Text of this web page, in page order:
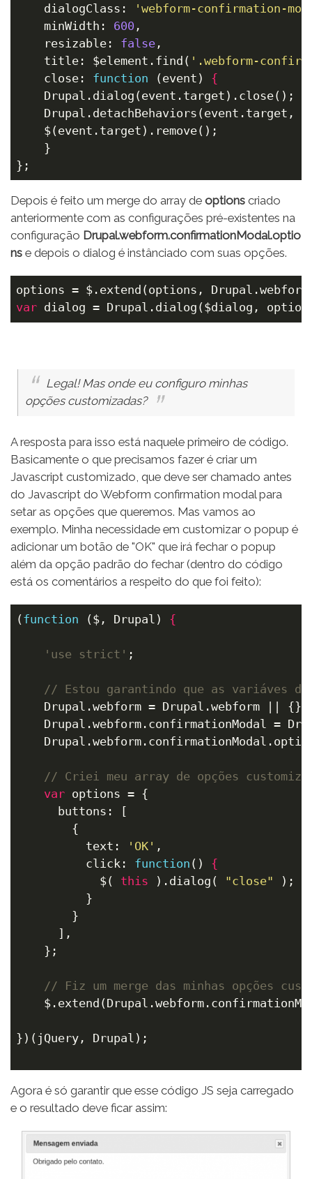
    dialogClass:
'webform-confirmation-
    minWidth:
600 ,
    resizable:
false ,
    title: $element.find(
'.webform-
    close:
function (event)
{
    Drupal.dialog(event.target).close();
    Drupal.detachBehaviors(event.target,
    $(event.target).remove();
    }
};
Depois é feito um merge do array de options criado
anteriormente com as configurações pré-existentes na
configuração Drupal.webform.confirmationModal.optio
ns e depois o dialog é instânciado com suas opções.
var dialog = Drupal.dialog($dialog,
Legal! Mas onde eu configuro minhas
opções customizadas?
A resposta para isso está naquele primeiro de código.
Basicamente o que precisamos fazer é criar um
Javascript customizado, que deve ser chamado antes
do Javascript do Webform confirmation modal para
setar as opções que queremos. Mas vamos ao
exemplo. Minha necessidade em customizar o popup é
adicionar um botão de "OK" que irá fechar o popup
além da opção padrão do fechar (dentro do código
está os comentários a respeito do que foi feito):
(function ($, Drupal) {
    'use strict'
;
// Estou garantindo que as variáves do
    Drupal.webform = Drupal.webform || {};
Drupal.webform.confirmationModal =
// Criei meu array de opções
var options = {
      buttons: [
        {
          text:
'OK' ,
          click:
function ()
{
            $(
this ).dialog( "close"
);
          }
        }
      ],
    };
// Fiz um merge das minhas opções
})(jQuery, Drupal);
Agora é só garantir que esse código JS seja carregado
e o resultado deve ficar assim: